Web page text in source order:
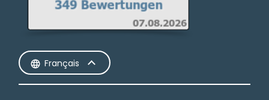
Français